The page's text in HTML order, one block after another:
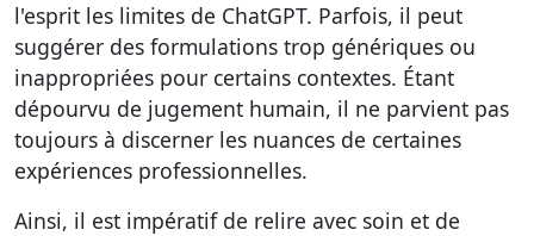
l'esprit les limites de ChatGPT. Parfois, il peut
suggérer des formulations trop génériques ou
inappropriées pour certains contextes. Étant
dépourvu de jugement humain, il ne parvient pas
toujours à discerner les nuances de certaines
expériences professionnelles.
Ainsi, il est impératif de relire avec soin et de